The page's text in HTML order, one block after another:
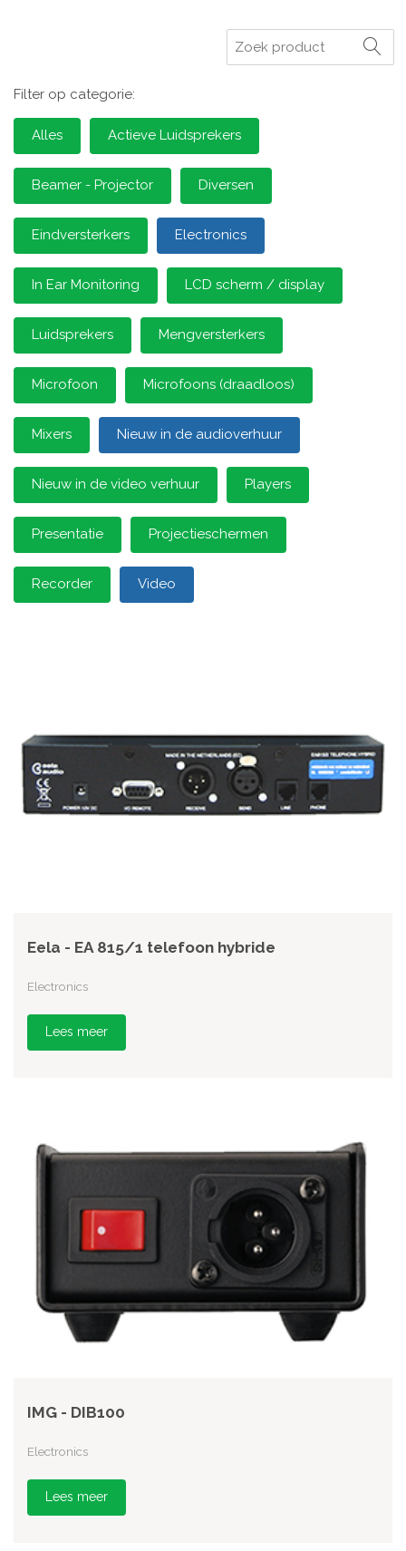
Zoeken
Filter op categorie:
Alles Actieve Luidsprekers
Beamer - Projector Diversen
Eindversterkers Electronics
In Ear Monitoring LCD scherm / display
Luidsprekers Mengversterkers
Microfoon Microfoons (draadloos)
Mixers Nieuw in de audioverhuur
Nieuw in de video verhuur Players
Presentatie Projectieschermen
Recorder Video
Eela - EA 815/1 telefoon hybride
Electronics
Lees meer
IMG - DIB100
Electronics
Lees meer